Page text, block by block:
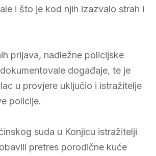
i što je kod njih izazvalo strah i
prijava, nadležne policijske
događaje, te je
u provjere uključio i istražitelje
policije.
suda u Konjicu istražitelji
pretres porodične kuće